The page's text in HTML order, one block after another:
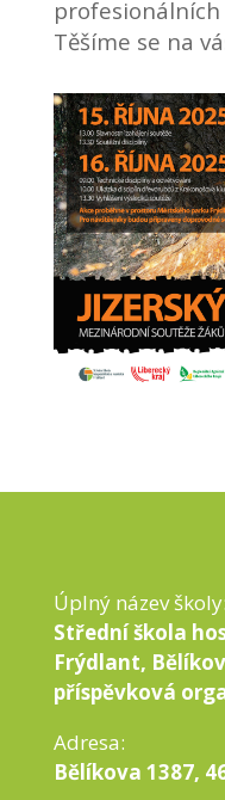
profesionálních
Těšíme se na
Úplný název školy:
Střední škola
Frýdlant,
příspěvková
Adresa:
Bělíkova 1387,